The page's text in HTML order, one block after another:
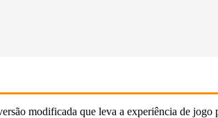
modificada que leva a experiência de jogo